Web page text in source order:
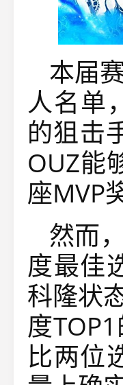
本届
人名单
的狙击
OUZ能
座MVP
然而
度最佳
科隆状
度
比两位